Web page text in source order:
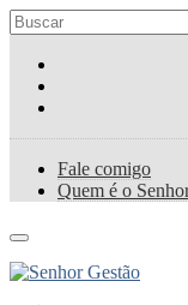
Fale comigo
Quem é o